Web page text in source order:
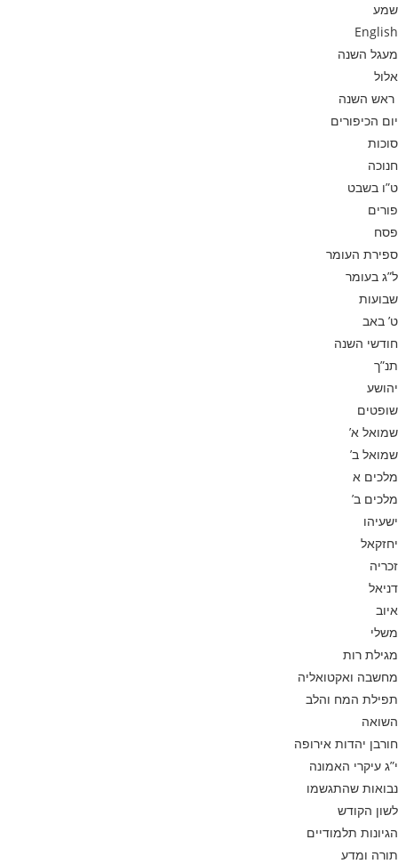
שמע
English
מעגל השנה
אלול
ראש השנה
יום הכיפורים
סוכות
חנוכה
ט”ו בשבט
פורים
פסח
ספירת העומר
ל”ג בעומר
שבועות
ט’ באב
חודשי השנה
תנ”ך
יהושע
שופטים
שמואל א’
שמואל ב’
מלכים א
מלכים ב’
ישעיהו
יחזקאל
זכריה
דניאל
איוב
משלי
מגילת רות
מחשבה ואקטואליה
תפילת המח והלב
השואה
חורבן יהדות אירופה
י”ג עיקרי האמונה
נבואות שהתגשמו
לשון הקודש
הגיונות תלמודיים
תורה ומדע